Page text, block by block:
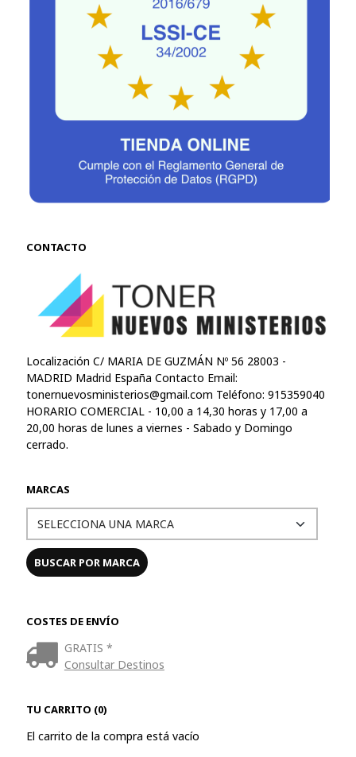
CONTACTO
Localización C/ MARIA DE GUZMÁN Nº 56 28003 -
MADRID Madrid España Contacto Email:
tonernuevosministerios@gmail.com Teléfono: 915359040
HORARIO COMERCIAL - 10,00 a 14,30 horas y 17,00 a
20,00 horas de lunes a viernes - Sabado y Domingo
cerrado.
MARCAS
COSTES DE ENVÍO
GRATIS *
Consultar Destinos
TU CARRITO (0)
El carrito de la compra está vacío